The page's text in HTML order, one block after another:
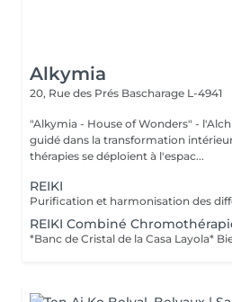
Alkymia
20, Rue des Prés Bascharage L-4941
"Alkymia - House of Wonders" - l'Alchimie du
guidé dans la transformation
thérapies se déploient à l'espac...
REIKI
REIKI Combiné